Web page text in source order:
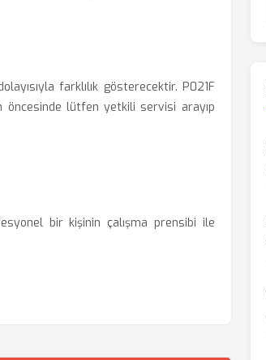
farklılık gösterecektir. P021F
öncesinde lütfen yetkili servisi arayıp
bir kişinin çalışma prensibi ile